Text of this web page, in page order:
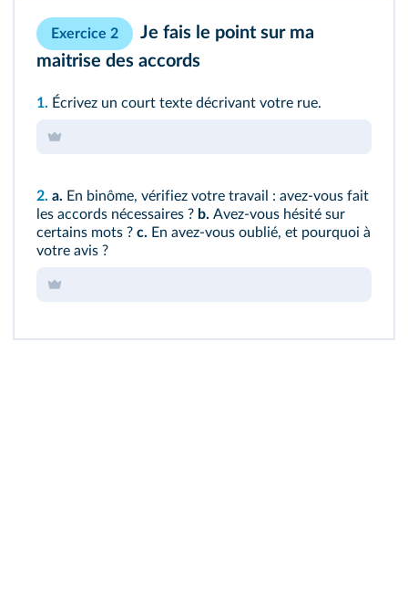
Exercice 2
Je fais le point sur ma
maitrise des accords
1. Écrivez un court texte décrivant votre rue.
2. a. En binôme, vérifiez votre travail : avez-vous fait
les accords nécessaires ? b. Avez-vous hésité sur
certains mots ? c. En avez-vous oublié, et pourquoi à
votre avis ?